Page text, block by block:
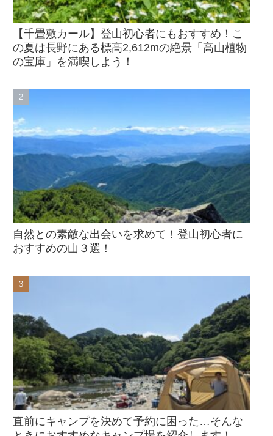
【千畳敷カール】登山初心者にもおすすめ！こ
の夏は長野にある標高2,612mの絶景「高山植物
の宝庫」を満喫しよう！
自然との素敵な出会いを求めて！登山初心者に
おすすめの山３選！
直前にキャンプを決めて予約に困った…そんな